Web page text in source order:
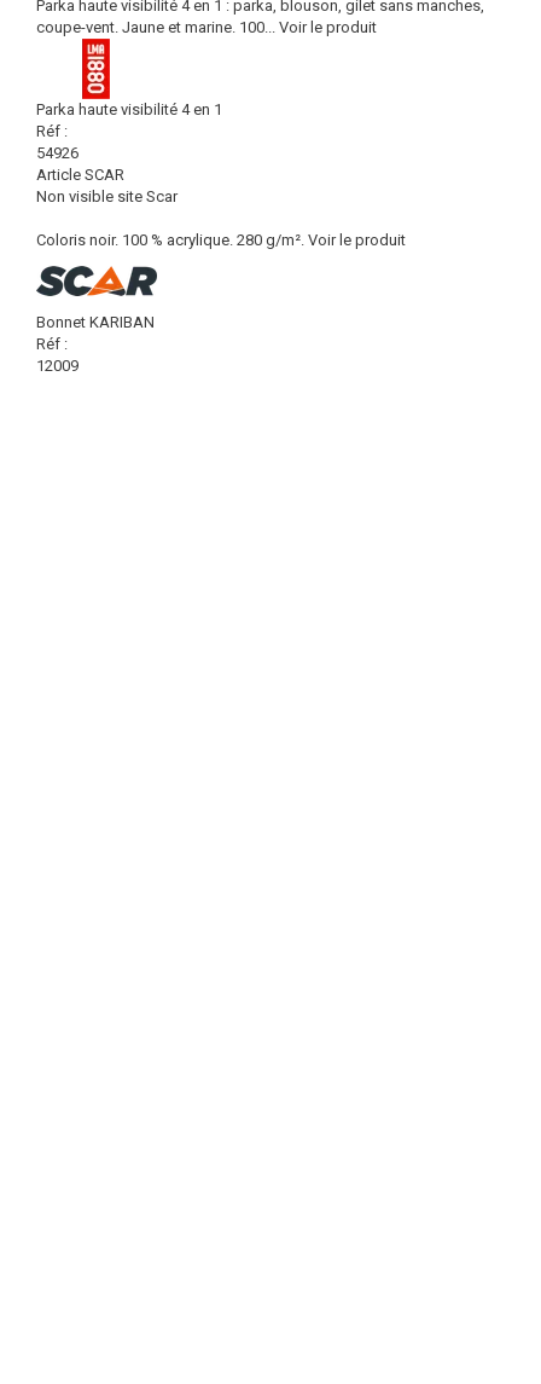
Parka haute visibilité 4 en 1 : parka, blouson, gilet sans manches,
coupe-vent. Jaune et marine. 100... Voir le produit
Parka haute visibilité 4 en 1
Réf :
54926
Article SCAR
Non visible site Scar
Coloris noir. 100 % acrylique. 280 g/m². Voir le produit
Bonnet KARIBAN
Réf :
12009